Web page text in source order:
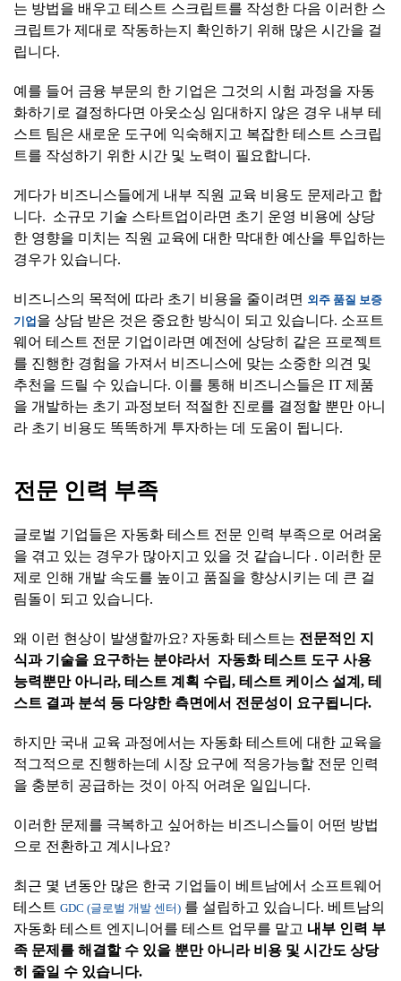
는 방법을 배우고 테스트 스크립트를 작성한 다음 이러한 스
크립트가 제대로 작동하는지 확인하기 위해 많은 시간을 걸
립니다.
예를 들어 금융 부문의 한 기업은 그것의 시험 과정을 자동
화하기로 결정하다면 아웃소싱 임대하지 않은 경우 내부 테
스트 팀은 새로운 도구에 익숙해지고 복잡한 테스트 스크립
트를 작성하기 위한 시간 및 노력이 필요합니다.
게다가 비즈니스들에게 내부 직원 교육 비용도 문제라고 합
니다. 소규모 기술 스타트업이라면 초기 운영 비용에 상당
한 영향을 미치는 직원 교육에 대한 막대한 예산을 투입하는
경우가 있습니다.
비즈니스의 목적에 따라 초기 비용을 줄이려면 외주 품질 보증
기업 을 상담 받은 것은 중요한 방식이 되고 있습니다. 소프트
웨어 테스트 전문 기업이라면 예전에 상당히 같은 프로젝트
를 진행한 경험을 가져서 비즈니스에 맞는 소중한 의견 및
추천을 드릴 수 있습니다. 이를 통해 비즈니스들은 IT 제품
을 개발하는 초기 과정보터 적절한 진로를 결정할 뿐만 아니
라 초기 비용도 똑똑하게 투자하는 데 도움이 됩니다.
전문 인력 부족
글로벌 기업들은 자동화 테스트 전문 인력 부족으로 어려움
을 겪고 있는 경우가 많아지고 있을 것 같습니다 . 이러한 문
제로 인해 개발 속도를 높이고 품질을 향상시키는 데 큰 걸
림돌이 되고 있습니다.
왜 이런 현상이 발생할까요? 자동화 테스트는 전문적인 지
식과 기술을 요구하는 분야라서 자동화 테스트 도구 사용
능력뿐만 아니라, 테스트 계획 수립, 테스트 케이스 설계 , 테
스트 결과 분석 등 다양한 측면에서 전문성이 요구됩니다.
하지만 국내 교육 과정에서는 자동화 테스트에 대한 교육을
적그적으로 진행하는데 시장 요구에 적응가능할 전문 인력
을 충분히 공급하는 것이 아직 어려운 일입니다.
이러한 문제를 극복하고 싶어하는 비즈니스들이 어떤 방법
으로 전환하고 계시나요?
최근 몇 년동안 많은 한국 기업들이 베트남에서 소프트웨어
테스트 GDC (글로벌 개발 센터) 를 설립하고 있습니다. 베트남의
자동화 테스트 엔지니어를 테스트 업무를 맡고 내부 인력 부
족 문제를 해결할 수 있을 뿐만 아니라 비용 및 시간도 상당
히 줄일 수 있습니다.